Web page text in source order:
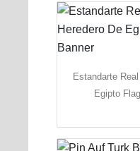
Estandarte
Egipto